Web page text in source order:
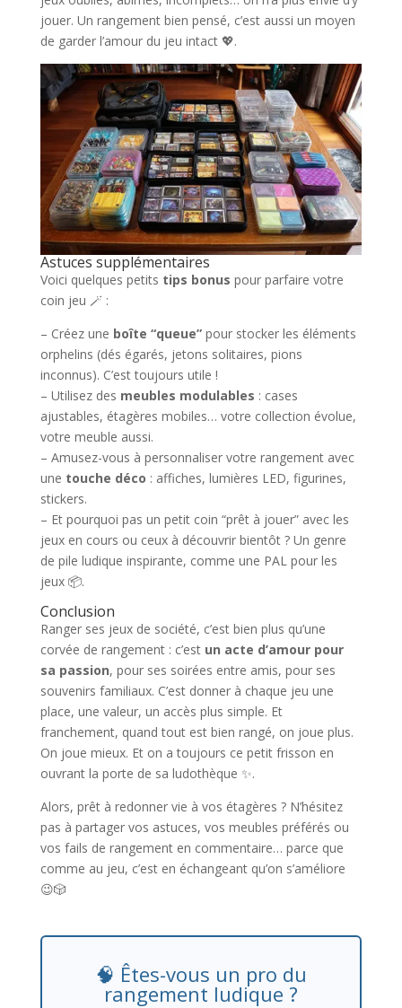
jouer. Un rangement bien pensé, c’est aussi un moyen
de garder l’amour du jeu intact 💖.
Astuces supplémentaires
Voici quelques petits tips bonus pour parfaire votre
coin jeu 🪄 :
– Créez une boîte “queue”pour stocker les éléments
orphelins (dés égarés, jetons solitaires, pions
inconnus). C’est toujours utile !
– Utilisez des meubles modulables : cases
ajustables, étagères mobiles… votre collection évolue,
votre meuble aussi.
– Amusez-vous à personnaliser votre rangement avec
une touche déco : affiches, lumières LED, figurines,
stickers.
– Et pourquoi pas un petit coin “prêt à jouer” avec les
jeux en cours ou ceux à découvrir bientôt ? Un genre
de pile ludique inspirante, comme une PAL pour les
jeux 📦.
Conclusion
Ranger ses jeux de société, c’est bien plus qu’une
corvée de rangement : c’est un acte d’amour pour
sa passion, pour ses soirées entre amis, pour ses
souvenirs familiaux. C’est donner à chaque jeu une
place, une valeur, un accès plus simple. Et
franchement, quand tout est bien rangé, on joue plus.
On joue mieux. Et on a toujours ce petit frisson en
ouvrant la porte de sa ludothèque ✨.
Alors, prêt à redonner vie à vos étagères ? N’hésitez
pas à partager vos astuces, vos meubles préférés ou
vos fails de rangement en commentaire… parce que
comme au jeu, c’est en échangeant qu’on s’améliore
😉🎲
🧠 Êtes-vous un pro du
rangement ludique ?